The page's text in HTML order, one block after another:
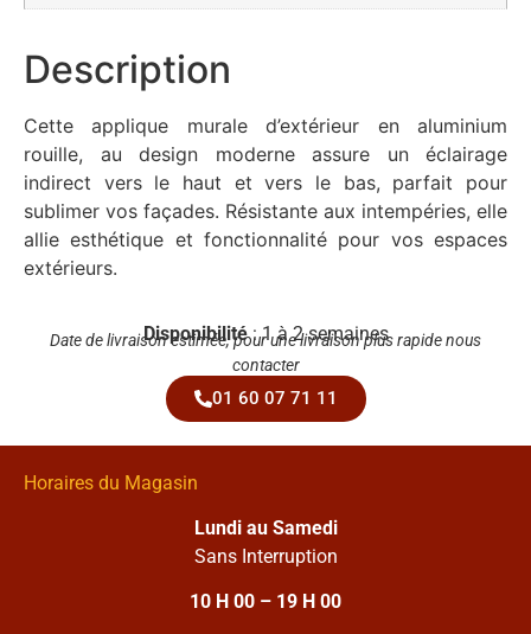
Description
Cette applique murale d’extérieur en aluminium
rouille, au design moderne assure un éclairage
indirect vers le haut et vers le bas, parfait pour
sublimer vos façades. Résistante aux intempéries, elle
allie esthétique et fonctionnalité pour vos espaces
extérieurs.
Disponibilité: 1 à 2 semaines
Date de livraison estimée, pour une livraison plus rapide nous
contacter
01 60 07 71 11
Horaires du Magasin
Lundi au Samedi
Sans Interruption
10 H 00 – 19 H 00